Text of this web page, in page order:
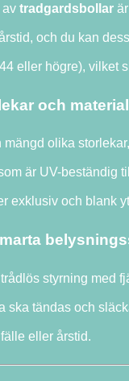
av tradgardsbollar
och du kan
eller högre), vilket
och material
olika
är UV-beständig
exklusiv och blank
styrning med
ska tändas och
eller årstid.